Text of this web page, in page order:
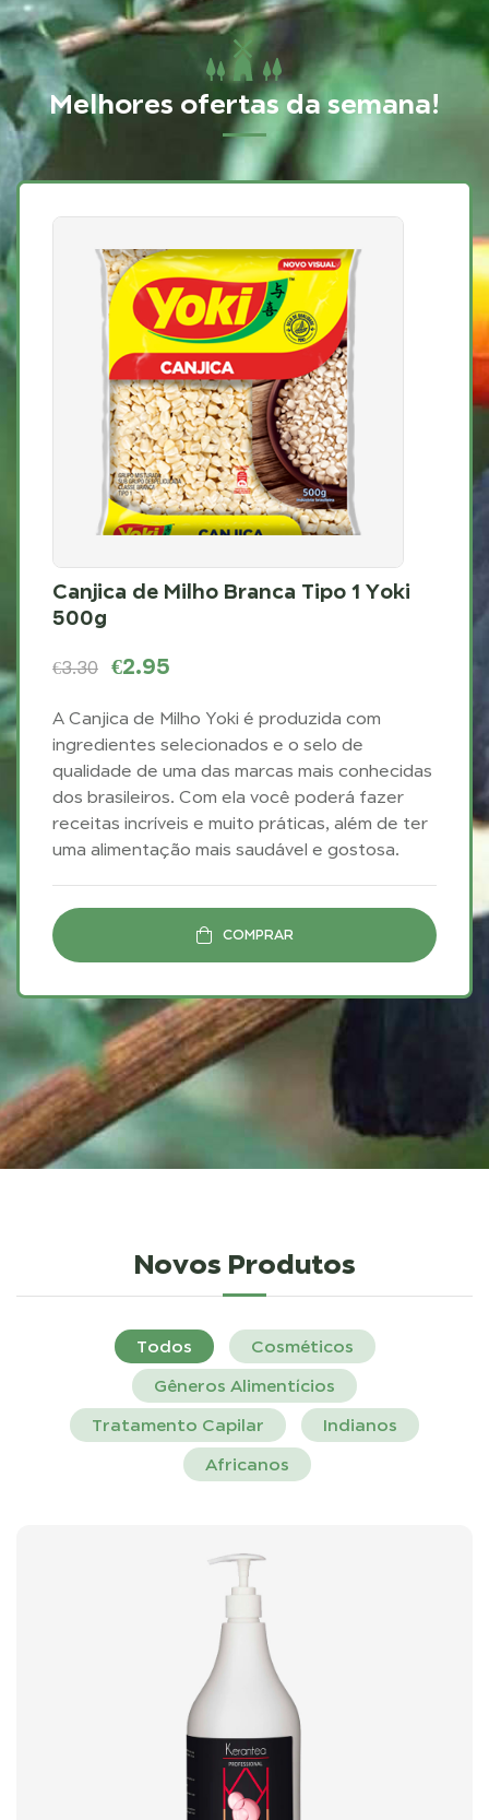
Melhores ofertas da semana!
Canjica de Milho Branca Tipo 1 Yoki
500g
€3.30 €2.95
A Canjica de Milho Yoki é produzida com
ingredientes selecionados e o selo de
qualidade de uma das marcas mais conhecidas
dos brasileiros. Com ela você poderá fazer
receitas incríveis e muito práticas, além de ter
uma alimentação mais saudável e gostosa.
COMPRAR
Novos Produtos
Todos Cosméticos
Gêneros Alimentícios
Tratamento Capilar Indianos
Africanos